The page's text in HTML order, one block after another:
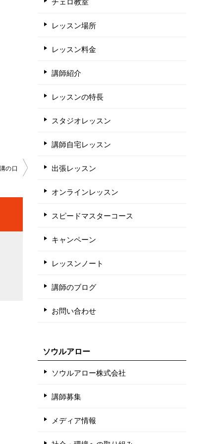
の口
レッスン場所
レッスン料金
講師紹介
レッスンの特長
スタジオレッスン
講師自宅レッスン
出張レッスン
オンラインレッスン
スピードマスターコース
キャンペーン
レッスンノート
講師のブログ
お問い合わせ
ソウルアロー
ソウルアロー株式会社
講師募集
メディア情報